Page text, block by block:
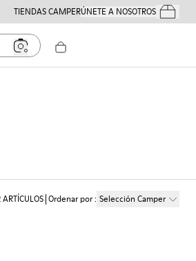
TIENDAS CAMPERÚNETE A NOSOTROSTus
ARTÍCULOS Ordenar por: Selección Camper